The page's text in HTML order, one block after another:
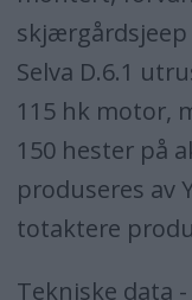
Selva D.6.1
115 hk motor,
150 hester på
produseres av
totaktere
Tekniske data -